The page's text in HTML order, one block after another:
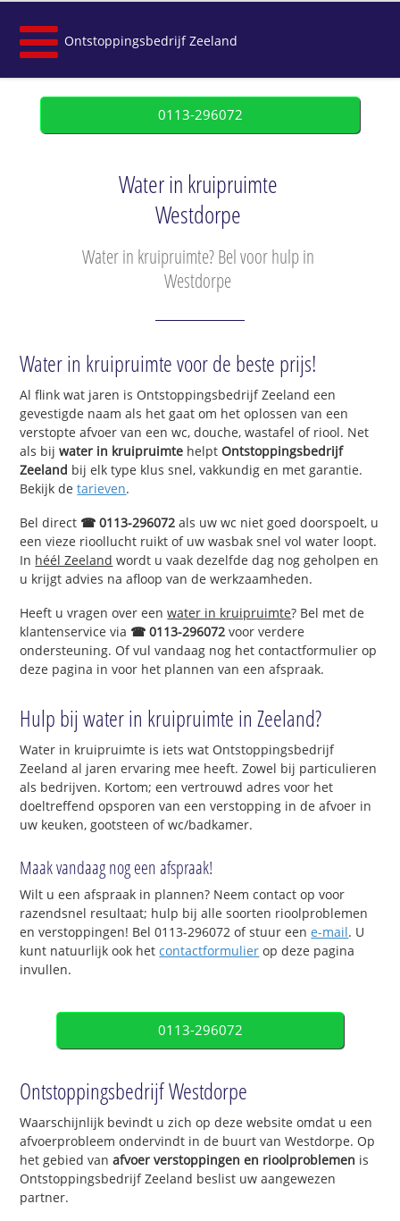
Ontstoppingsbedrijf Zeeland
0113-296072
Water in kruipruimte
Westdorpe
Water in kruipruimte? Bel voor hulp in
Westdorpe
Water in kruipruimte voor de beste prijs!
Al flink wat jaren is Ontstoppingsbedrijf Zeeland een
gevestigde naam als het gaat om het oplossen van een
verstopte afvoer van een wc, douche, wastafel of riool. Net
als bijwater in kruipruimte helptOntstoppingsbedrijf
Zeeland bij elk type klus snel, vakkundig en met garantie.
Bekijk detarieven.
Bel direct ☎ 0113-296072 als uw wc niet goed doorspoelt, u
een vieze rioollucht ruikt of uw wasbak snel vol water loopt.
In héél Zeeland wordt u vaak dezelfde dag nog geholpen en
u krijgt advies na afloop van de werkzaamheden.
Heeft u vragen over eenwater in kruipruimte? Bel met de
klantenservice via ☎ 0113-296072 voor verdere
ondersteuning. Of vul vandaag nog het contactformulier op
deze pagina in voor het plannen van een afspraak.
Hulp bij water in kruipruimte in Zeeland?
Water in kruipruimte is iets wat Ontstoppingsbedrijf
Zeeland al jaren ervaring mee heeft. Zowel bij particulieren
als bedrijven. Kortom; een vertrouwd adres voor het
doeltreffend opsporen van een verstopping in de afvoer in
uw keuken, gootsteen of wc/badkamer.
Maak vandaag nog een afspraak!
Wilt u een afspraak in plannen? Neem contact op voor
razendsnel resultaat; hulp bij alle soorten rioolproblemen
en verstoppingen! Bel 0113-296072 of stuur eene-mail. U
kunt natuurlijk ook hetcontactformulier op deze pagina
invullen.
0113-296072
Ontstoppingsbedrijf Westdorpe
Waarschijnlijk bevindt u zich op deze website omdat u een
afvoerprobleem ondervindt in de buurt van Westdorpe. Op
het gebied vanafvoer verstoppingen en rioolproblemen is
Ontstoppingsbedrijf Zeeland beslist uw aangewezen
partner.